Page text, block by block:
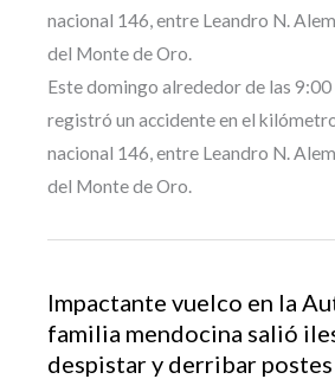
nacional 146, entre Leandro N.
del Monte de Oro.
Este domingo alrededor de las 9:00
registró un accidente en el
nacional 146, entre Leandro N.
del Monte de Oro.
Impactante vuelco en la
familia mendocina salió
despistar y derribar postes